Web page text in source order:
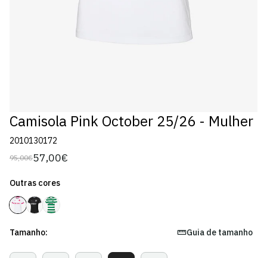
Camisola Pink October 25/26 - Mulher
2010130172
Preço
95,00€
Preço
venda
57,00€
Outras cores
Tamanho: Guia de tamanho